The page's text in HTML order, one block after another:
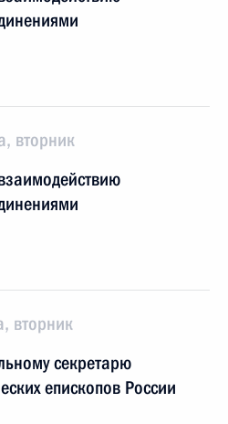
вторник
вторник
секретарю
епископов России